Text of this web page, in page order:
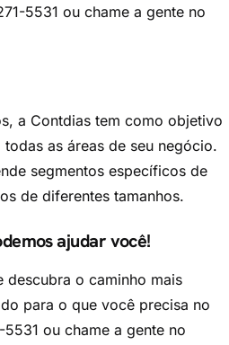
5531 ou chame a gente no
a Contdias tem como objetivo
as áreas de seu negócio.
segmentos específicos de
de diferentes tamanhos.
ajudar você!
descubra o caminho mais
para o que você precisa no
ou chame a gente no